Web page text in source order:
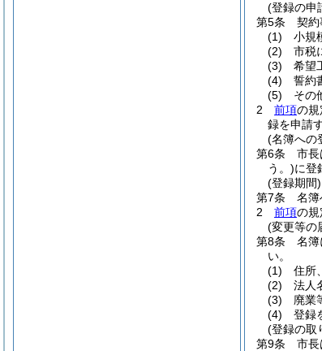
(登録の申
第5条
契約
(1)
小規
(2)
市税
(3)
希望
(4)
誓約
(5)
その
2
前項の規
録を申請
(名簿への
第6条
市長
う。)に登
(登録期間)
第7条
名簿
2
前項の規
(変更等の
第8条
名簿
い。
(1)
住所
(2)
法人
(3)
廃業
(4)
登録
(登録の取
第9条
市長